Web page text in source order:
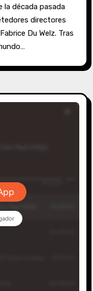
directores
Du Welz. Tras